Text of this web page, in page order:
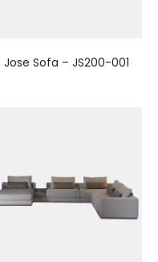
Jose Sofa – JS200-001